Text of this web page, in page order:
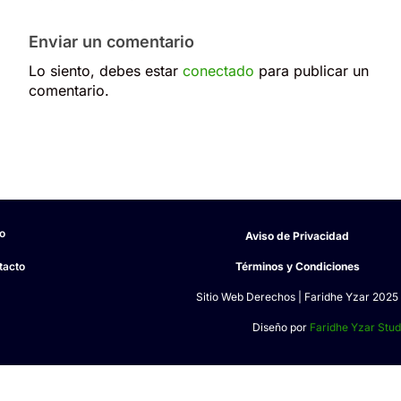
Enviar un comentario
Lo siento, debes estar conectado para publicar un
comentario.
Aviso de Privacidad
Términos y Condiciones
Sitio Web Derechos | Faridhe Yzar 2025
Diseño por Faridhe Yzar